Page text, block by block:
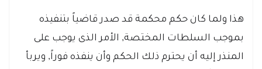
هذا ولما كان حكم محكمة قد صدر قاضياً بتنفيذه
بموجب السلطات المختصة, الأمر الذى يوجب على
المنذر إليه أن يحترم ذلك الحكم وأن ينفذه فوراً, ويربأ